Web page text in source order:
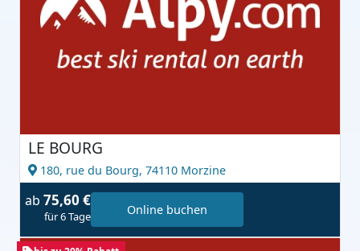
LE BOURG
180, rue du Bourg, 74110 Morzine
ab 75,60 €
für 6 Tage Online buchen